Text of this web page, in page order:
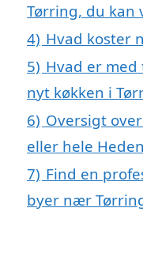
Tørring, du kan
4) Hvad koster
5) Hvad er
nyt køkken i
6) Oversigt
eller hele
7) Find en
byer nær